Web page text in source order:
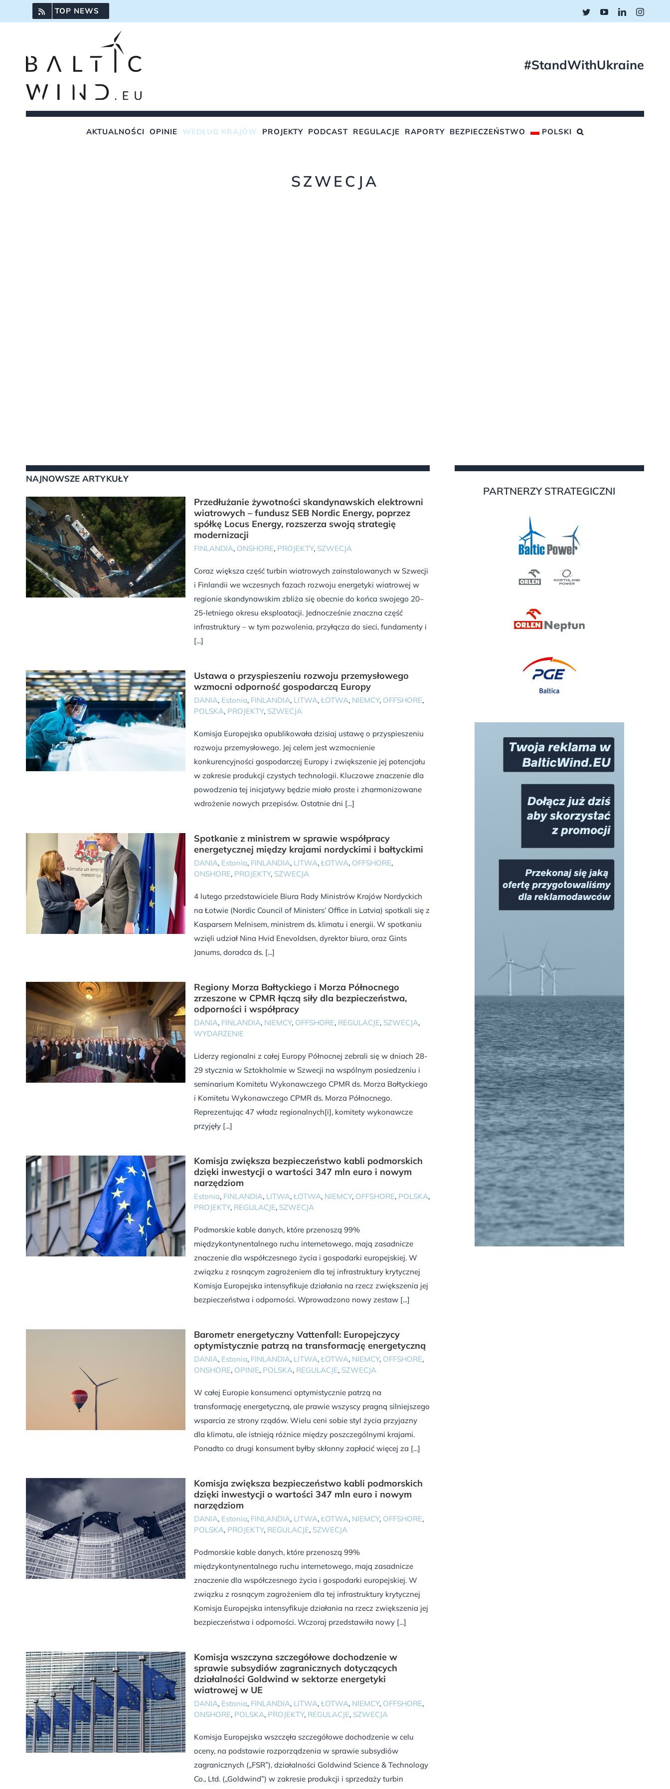
do
TOP NEWS TwitterYouTubeLinkedIn
#StandWithUkraine
AKTUALNOŚCI OPINIE WEDŁUG KRAJÓW PROJEKTY PODCAST REGULACJE RAPORTY BEZPIECZEŃSTWO POLSKI
SZWECJA
NAJNOWSZE ARTYKUŁY
Przedłużanie żywotności skandynawskich elektrowni
wiatrowych – fundusz SEB Nordic Energy, poprzez
spółkę Locus Energy, rozszerza swoją strategię
modernizacji
FINLANDIA, ONSHORE, PROJEKTY, SZWECJA
Coraz większa część turbin wiatrowych zainstalowanych w Szwecji
i Finlandii we wczesnych fazach rozwoju energetyki wiatrowej w
regionie skandynawskim zbliża się obecnie do końca swojego 20–
25-letniego okresu eksploatacji. Jednocześnie znaczna część
infrastruktury – w tym pozwolenia, przyłącza do sieci, fundamenty i
[...]
Ustawa o przyspieszeniu rozwoju przemysłowego
wzmocni odporność gospodarczą Europy
DANIA, Estonia, FINLANDIA, LITWA, ŁOTWA, NIEMCY, OFFSHORE,
POLSKA, PROJEKTY, SZWECJA
Komisja Europejska opublikowała dzisiaj ustawę o przyspieszeniu
rozwoju przemysłowego. Jej celem jest wzmocnienie
konkurencyjności gospodarczej Europy i zwiększenie jej potencjału
w zakresie produkcji czystych technologii. Kluczowe znaczenie dla
powodzenia tej inicjatywy będzie miało proste i zharmonizowane
wdrożenie nowych przepisów. Ostatnie dni [...]
Spotkanie z ministrem w sprawie współpracy
energetycznej między krajami nordyckimi i bałtyckimi
DANIA, Estonia, FINLANDIA, LITWA, ŁOTWA, OFFSHORE,
ONSHORE, PROJEKTY, SZWECJA
4 lutego przedstawiciele Biura Rady Ministrów Krajów Nordyckich
na Łotwie (Nordic Council of Ministers’ Office in Latvia) spotkali się z
Kasparsem Melnisem, ministrem ds. klimatu i energii. W spotkaniu
wzięli udział Nina Hvid Enevoldsen, dyrektor biura, oraz Gints
Janums, doradca ds. [...]
Regiony Morza Bałtyckiego i Morza Północnego
zrzeszone w CPMR łączą siły dla bezpieczeństwa,
odporności i współpracy
DANIA, FINLANDIA, NIEMCY, OFFSHORE, REGULACJE, SZWECJA,
WYDARZENIE
Liderzy regionalni z całej Europy Północnej zebrali się w dniach 28-
29 stycznia w Sztokholmie w Szwecji na wspólnym posiedzeniu i
seminarium Komitetu Wykonawczego CPMR ds. Morza Bałtyckiego
i Komitetu Wykonawczego CPMR ds. Morza Północnego.
Reprezentując 47 władz regionalnych[i], komitety wykonawcze
przyjęły [...]
Komisja zwiększa bezpieczeństwo kabli podmorskich
dzięki inwestycji o wartości 347 mln euro i nowym
narzędziom
Estonia, FINLANDIA, LITWA, ŁOTWA, NIEMCY, OFFSHORE, POLSKA,
PROJEKTY, REGULACJE, SZWECJA
Podmorskie kable danych, które przenoszą 99%
międzykontynentalnego ruchu internetowego, mają zasadnicze
znaczenie dla współczesnego życia i gospodarki europejskiej. W
związku z rosnącym zagrożeniem dla tej infrastruktury krytycznej
Komisja Europejska intensyfikuje działania na rzecz zwiększenia jej
bezpieczeństwa i odporności. Wprowadzono nowy zestaw [...]
Barometr energetyczny Vattenfall: Europejczycy
optymistycznie patrzą na transformację energetyczną
DANIA, Estonia, FINLANDIA, LITWA, ŁOTWA, NIEMCY, OFFSHORE,
ONSHORE, OPINIE, POLSKA, REGULACJE, SZWECJA
W całej Europie konsumenci optymistycznie patrzą na
transformację energetyczną, ale prawie wszyscy pragną silniejszego
wsparcia ze strony rządów. Wielu ceni sobie styl życia przyjazny
dla klimatu, ale istnieją różnice między poszczególnymi krajami.
Ponadto co drugi konsument byłby skłonny zapłacić więcej za [...]
Komisja zwiększa bezpieczeństwo kabli podmorskich
dzięki inwestycji o wartości 347 mln euro i nowym
narzędziom
DANIA, Estonia, FINLANDIA, LITWA, ŁOTWA, NIEMCY, OFFSHORE,
POLSKA, PROJEKTY, REGULACJE, SZWECJA
Podmorskie kable danych, które przenoszą 99%
międzykontynentalnego ruchu internetowego, mają zasadnicze
znaczenie dla współczesnego życia i gospodarki europejskiej. W
związku z rosnącym zagrożeniem dla tej infrastruktury krytycznej
Komisja Europejska intensyfikuje działania na rzecz zwiększenia jej
bezpieczeństwa i odporności. Wczoraj przedstawiła nowy [...]
Komisja wszczyna szczegółowe dochodzenie w
sprawie subsydiów zagranicznych dotyczących
działalności Goldwind w sektorze energetyki
wiatrowej w UE
DANIA, Estonia, FINLANDIA, LITWA, ŁOTWA, NIEMCY, OFFSHORE,
ONSHORE, POLSKA, PROJEKTY, REGULACJE, SZWECJA
Komisja Europejska wszczęła szczegółowe dochodzenie w celu
oceny, na podstawie rozporządzenia w sprawie subsydiów
zagranicznych („FSR”), działalności Goldwind Science & Technology
Co., Ltd. („Goldwind”) w zakresie produkcji i sprzedaży turbin
PARTNERZY STRATEGICZNI